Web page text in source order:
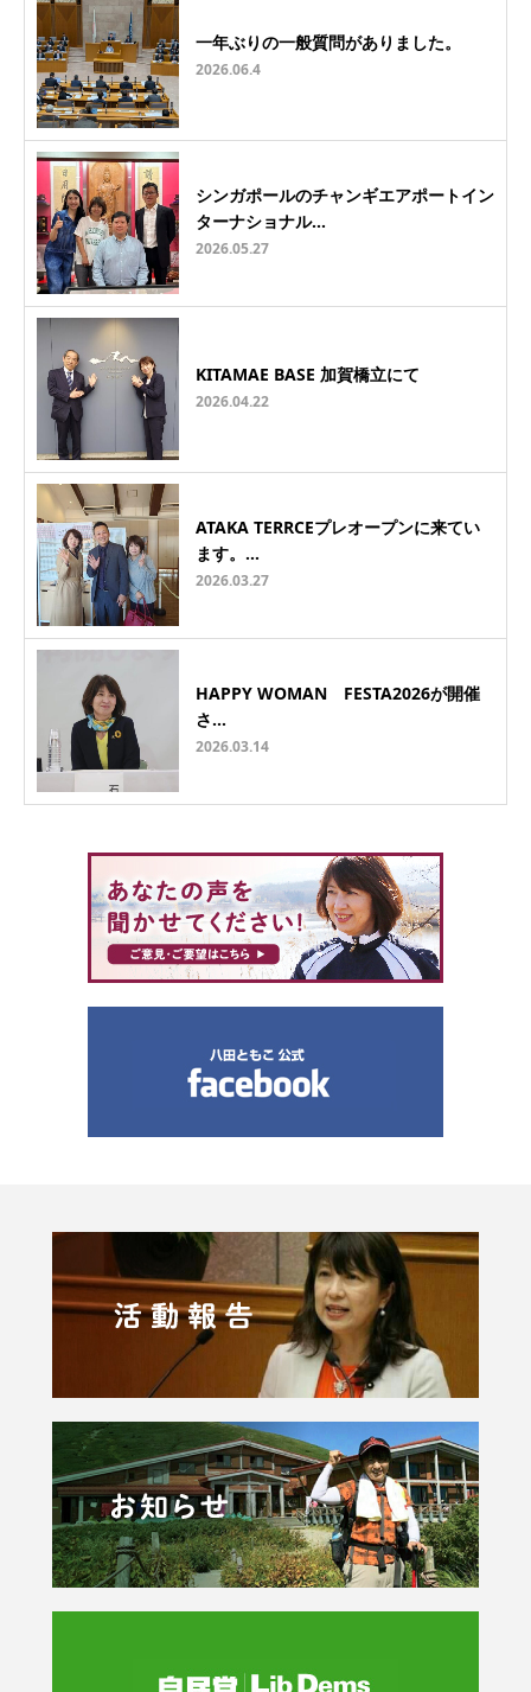
一年ぶりの一般質問がありました。
2026.06.4
シンガポールのチャンギエアポートイン
ターナショナル…
2026.05.27
KITAMAE BASE 加賀橋立にて
2026.04.22
ATAKA TERRCEプレオープンに来てい
ます。…
2026.03.27
HAPPY WOMAN FESTA2026が開催
さ…
2026.03.14